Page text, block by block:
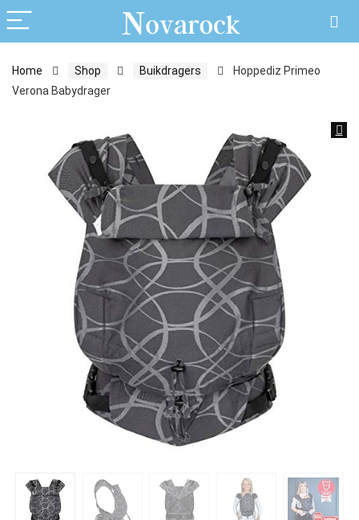
Home Shop Buikdragers
Hoppediz Primeo
Verona Babydrager